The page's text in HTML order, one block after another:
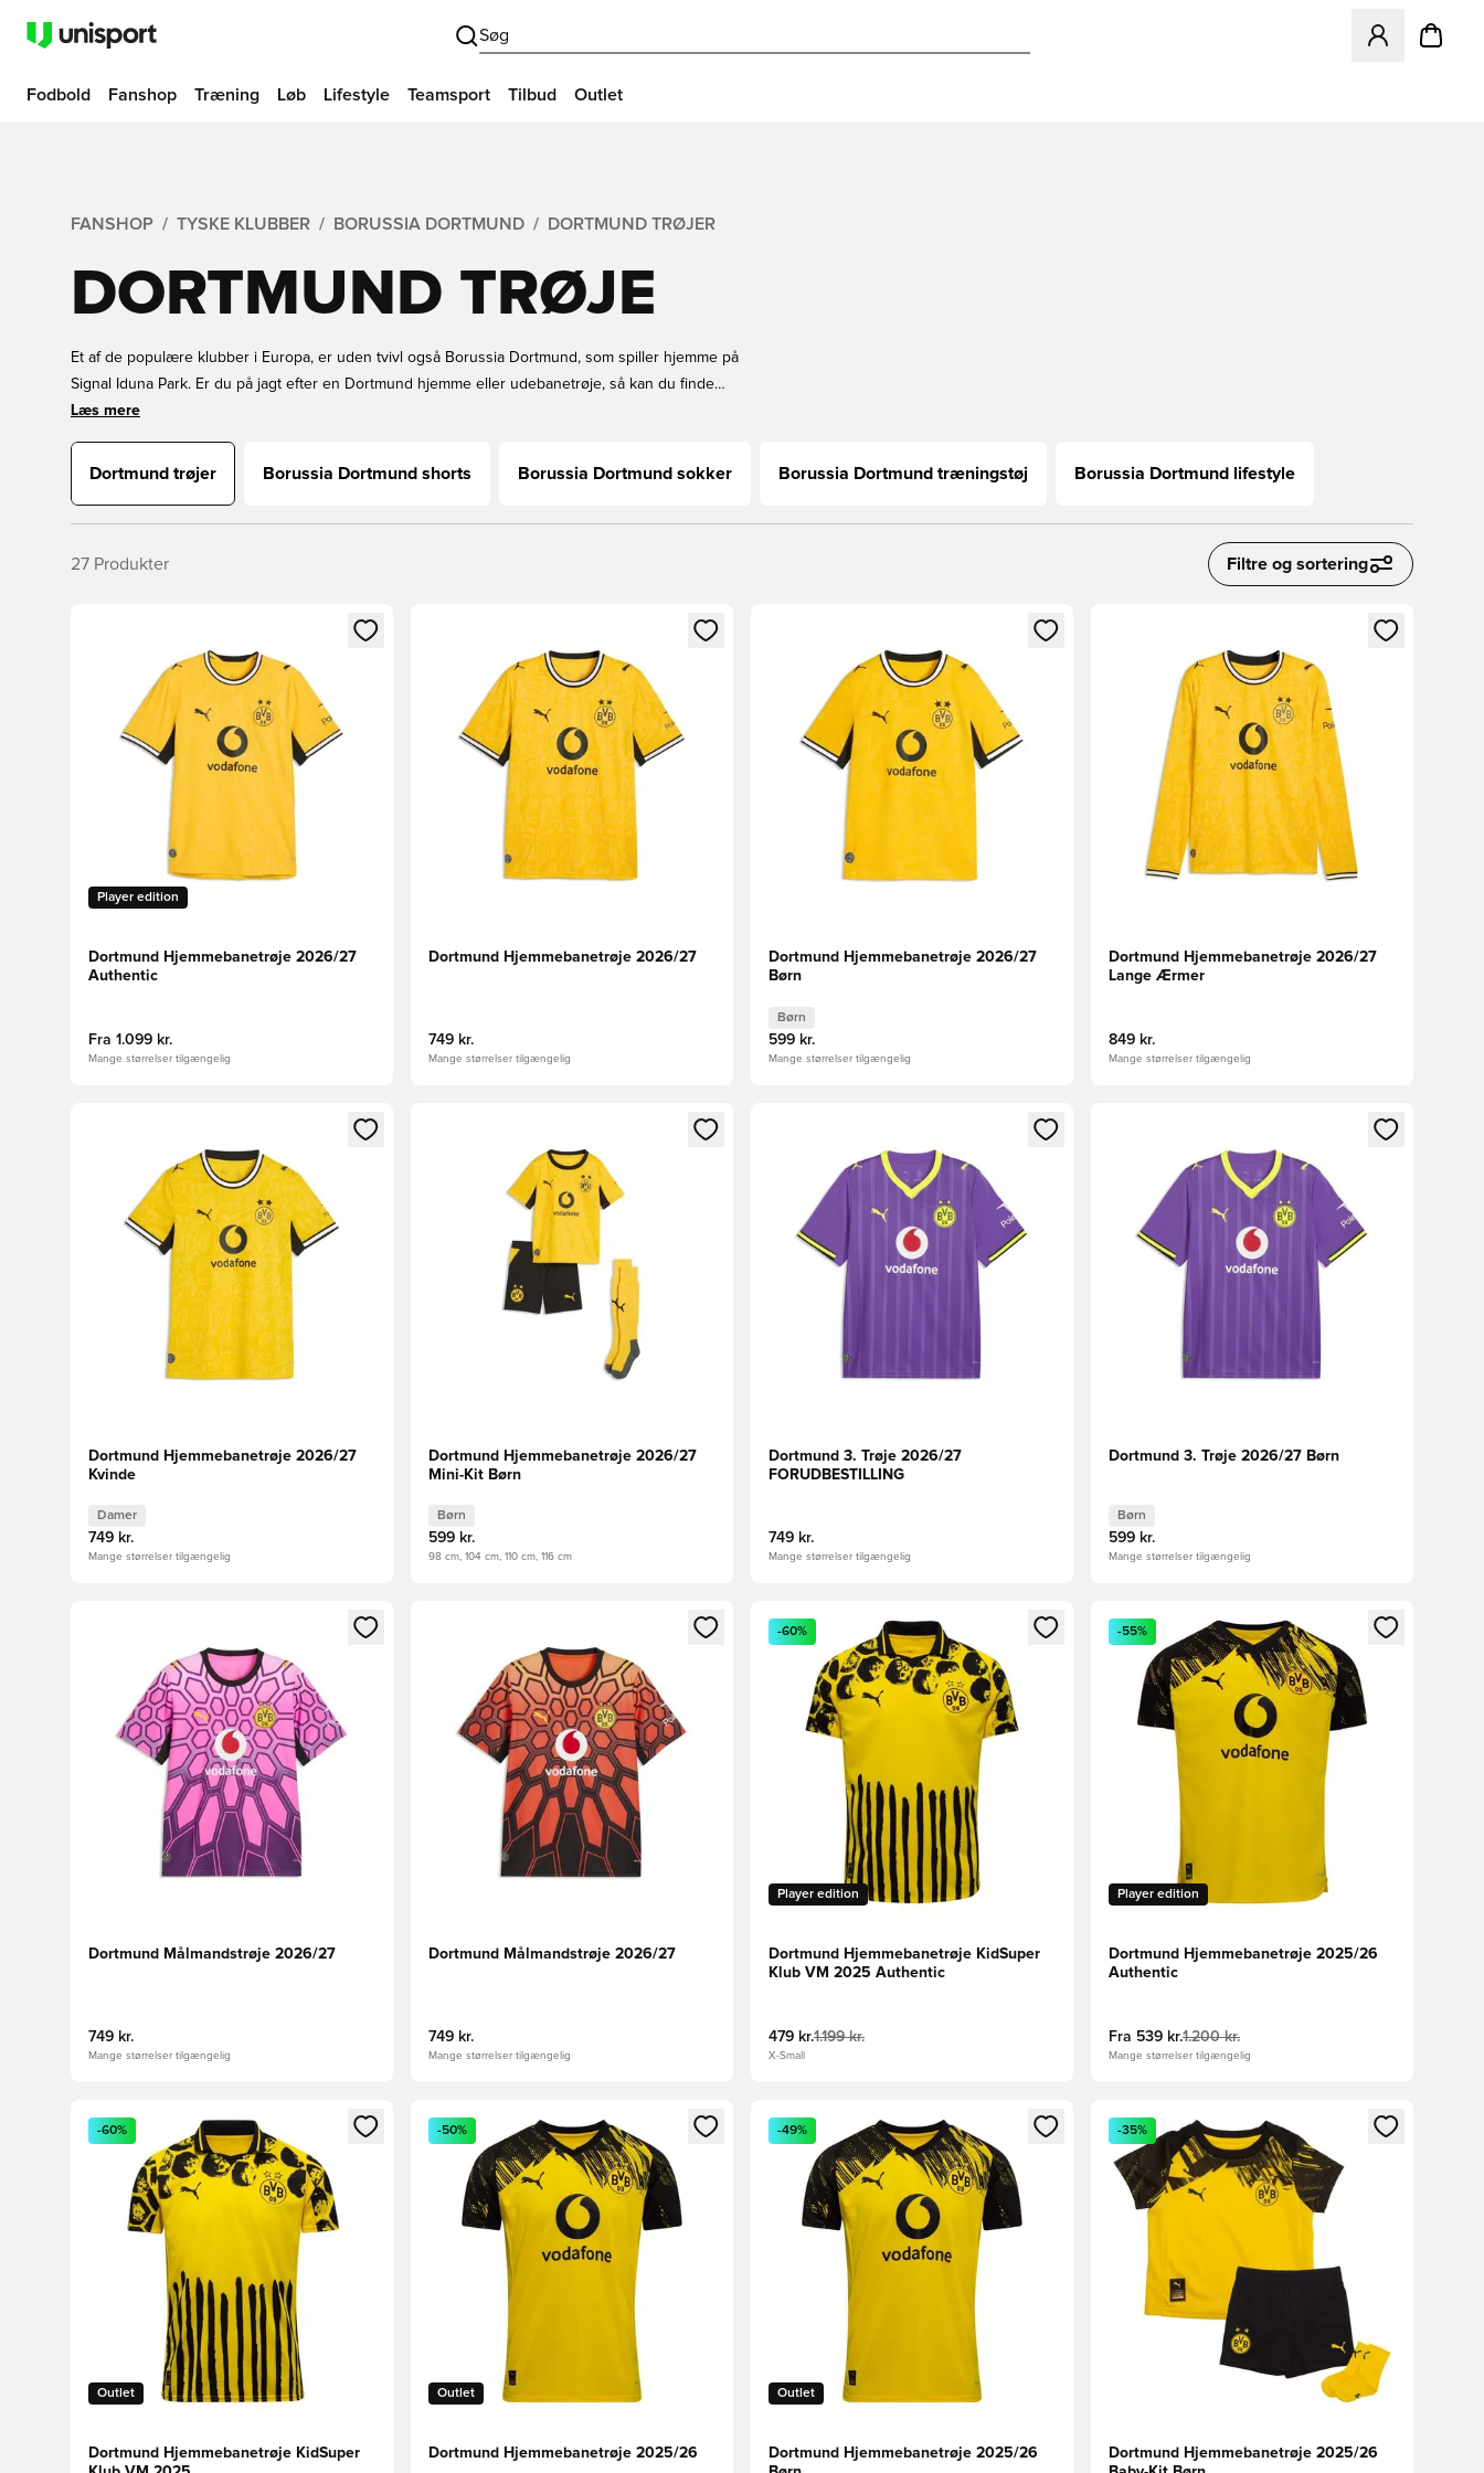
Søg
Åbner en
Fodbold Fanshop Træning Løb Lifestyle Teamsport Tilbud Outlet
FANSHOP TYSKE KLUBBER BORUSSIA DORTMUND DORTMUND TRØJER
DORTMUND TRØJE
Et af de populære klubber i Europa, er uden tvivl også Borussia Dortmund, som spiller hjemme på
Signal Iduna Park. Er du på jagt efter en Dortmund hjemme eller udebanetrøje, så kan du finde
dem lige her i vores Dortmund fodboldtrøjeshop. Du kan også få tryk på trøjer, så vælg imellem
Unisport!
Læs mere
Dortmund trøjer Borussia Dortmund shorts Borussia Dortmund sokker Borussia Dortmund træningstøj Borussia Dortmund lifestyle
27 Produkter Filtre og sortering
Åbner en Modal til at logge ind eller tilmelde dig som medlem
Player edition
Dortmund Hjemmebanetrøje 2026/27
Authentic
Fra 1.099 kr.
Mange størrelser tilgængelig
Åbner en Modal til at logge ind eller tilmelde dig som medlem
Dortmund Hjemmebanetrøje 2026/27
749 kr.
Mange størrelser tilgængelig
Åbner en Modal til at logge ind eller tilmelde dig som medlem
Dortmund Hjemmebanetrøje 2026/27
Børn
Børn
599 kr.
Mange størrelser tilgængelig
Åbner en Modal til at logge ind eller tilmelde dig
Dortmund Hjemmebanetrøje 2026/27
Lange Ærmer
849 kr.
Mange størrelser tilgængelig
Åbner en Modal til at logge ind eller tilmelde dig som medlem
Dortmund Hjemmebanetrøje 2026/27
Kvinde
Damer
749 kr.
Mange størrelser tilgængelig
Åbner en Modal til at logge ind eller tilmelde dig som medlem
Dortmund Hjemmebanetrøje 2026/27
Mini-Kit Børn
Børn
599 kr.
98 cm, 104 cm, 110 cm, 116 cm
Åbner en Modal til at logge ind eller tilmelde dig som medlem
Dortmund 3. Trøje 2026/27
FORUDBESTILLING
749 kr.
Mange størrelser tilgængelig
Åbner en Modal til at logge ind eller tilmelde dig
Dortmund 3. Trøje 2026/27 Børn
Børn
599 kr.
Mange størrelser tilgængelig
Åbner en Modal til at logge ind eller tilmelde dig som medlem
Dortmund Målmandstrøje 2026/27
749 kr.
Mange størrelser tilgængelig
Åbner en Modal til at logge ind eller tilmelde dig som medlem
Dortmund Målmandstrøje 2026/27
749 kr.
Mange størrelser tilgængelig
Åbner en Modal til at logge ind eller tilmelde dig som medlem
Player edition
-60%
Dortmund Hjemmebanetrøje KidSuper
Klub VM 2025 Authentic
479 kr.1.199 kr.
X-Small
Åbner en Modal til at logge ind eller tilmelde dig
Player edition
-55%
Dortmund Hjemmebanetrøje 2025/26
Authentic
Fra 539 kr.1.200 kr.
Mange størrelser tilgængelig
Åbner en Modal til at logge ind eller tilmelde dig som medlem
Outlet
-60%
Dortmund Hjemmebanetrøje KidSuper
Åbner en Modal til at logge ind eller tilmelde dig som medlem
Outlet
-50%
Dortmund Hjemmebanetrøje 2025/26
Åbner en Modal til at logge ind eller tilmelde dig som medlem
Outlet
-49%
Dortmund Hjemmebanetrøje 2025/26
Åbner en Modal til at logge ind eller tilmelde dig
-35%
Dortmund Hjemmebanetrøje 2025/26